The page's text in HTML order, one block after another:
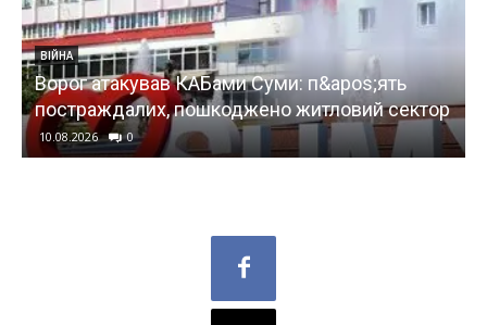
ВІЙНА
Ворог атакував КАБами Суми: п&apos;ять
постраждалих, пошкоджено житловий сектор
10.08.2026 0